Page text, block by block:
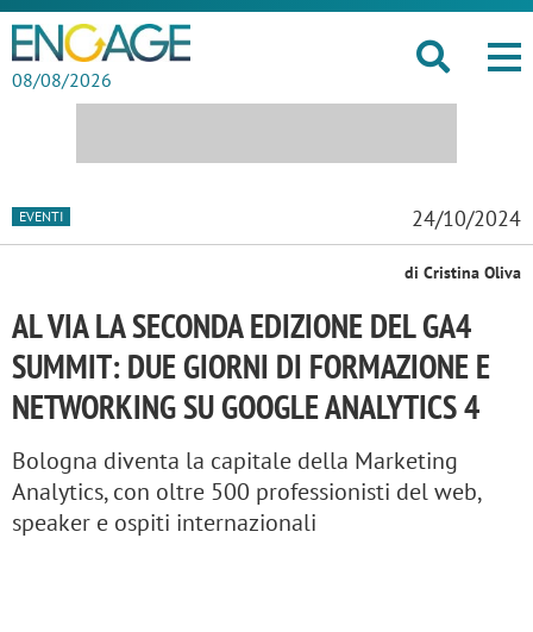
08/08/2026
EVENTI 24/10/2024
di Cristina Oliva
AL VIA LA SECONDA EDIZIONE DEL GA4
SUMMIT: DUE GIORNI DI FORMAZIONE E
NETWORKING SU GOOGLE ANALYTICS 4
Bologna diventa la capitale della Marketing
Analytics, con oltre 500 professionisti del web,
speaker e ospiti internazionali